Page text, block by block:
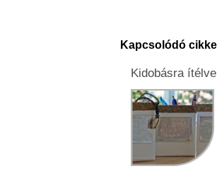
Kapcsolódó
Kidobásra